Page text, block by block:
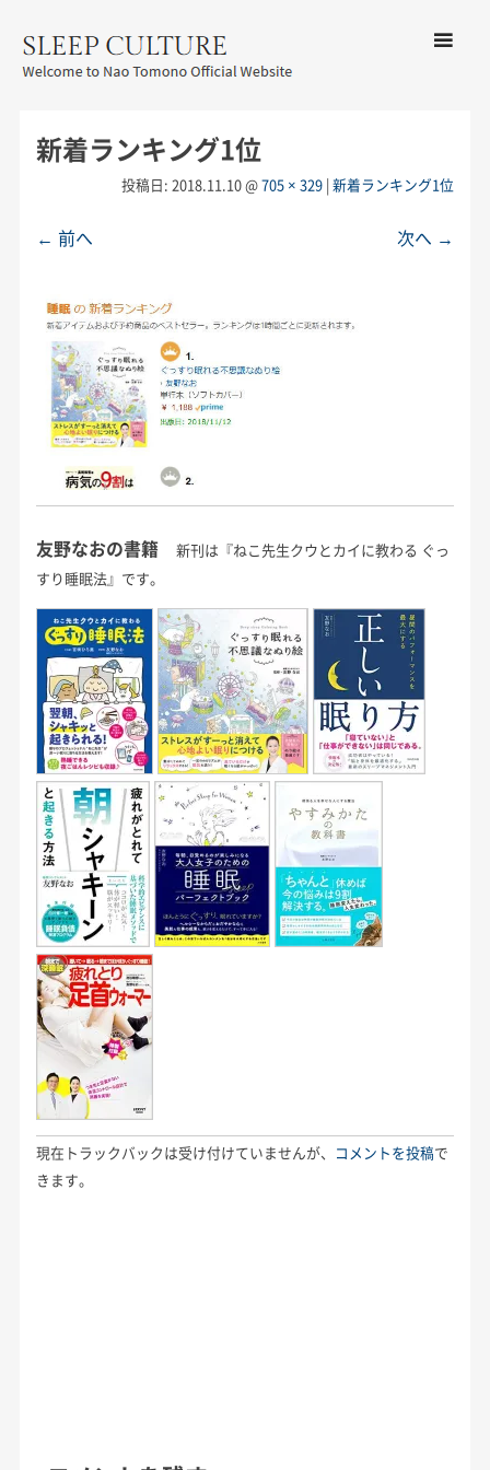
CULTURE
ー
ツへ移動
新着ランキング1位
投稿日:2018.11.10@705 × 329 |新着ランキング1位
← 前へ 次へ →
友野なおの書籍
新刊は『ねこ先生クウとカイに教わる ぐっ
すり睡眠法』です。
現在トラックバックは受け付けていませんが、 コメントを投稿で
きます。